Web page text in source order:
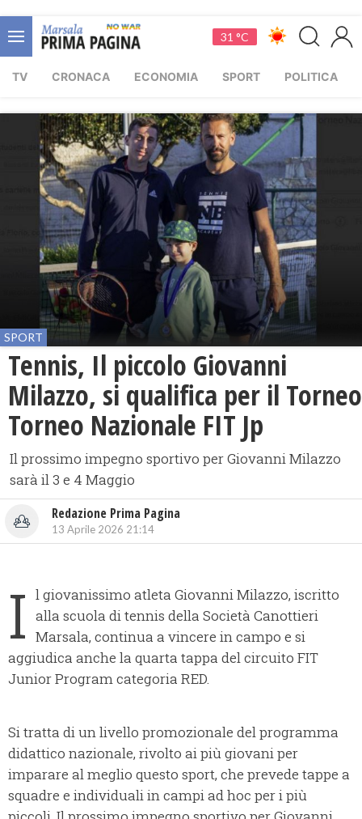
31 °C
TV CRONACA ECONOMIA SPORT POLITICA
SPORT
Tennis, Il piccolo Giovanni
Milazzo, si qualifica per il Torneo
Torneo Nazionale FIT Jp
Il prossimo impegno sportivo per Giovanni Milazzo
sarà il 3 e 4 Maggio
Redazione Prima Pagina
13 Aprile 2026 21:14
I l giovanissimo atleta Giovanni Milazzo, iscritto
alla scuola di tennis della Società Canottieri
Marsala, continua a vincere in campo e si
aggiudica anche la quarta tappa del circuito FIT
Junior Program categoria RED.
Si tratta di un livello promozionale del programma
didattico nazionale, rivolto ai più giovani per
imparare al meglio questo sport, che prevede tappe a
squadre e individuali in campi ad hoc per i più